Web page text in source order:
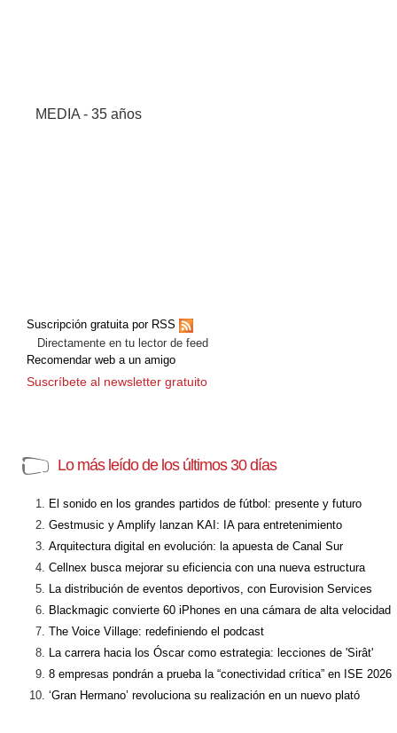
MEDIA - 35 años
Suscripción gratuita por RSS
Directamente en tu lector de feed
Recomendar web a un amigo
Suscríbete al newsletter gratuito
Lo más leído de los últimos 30 días
El sonido en los grandes partidos de fútbol: presente y futuro
Gestmusic y Amplify lanzan KAI: IA para entretenimiento
Arquitectura digital en evolución: la apuesta de Canal Sur
Cellnex busca mejorar su eficiencia con una nueva estructura
La distribución de eventos deportivos, con Eurovision Services
Blackmagic convierte 60 iPhones en una cámara de alta velocidad
The Voice Village: redefiniendo el podcast
La carrera hacia los Óscar como estrategia: lecciones de 'Sirât'
8 empresas pondrán a prueba la “conectividad crítica” en ISE 2026
‘Gran Hermano’ revoluciona su realización en un nuevo plató